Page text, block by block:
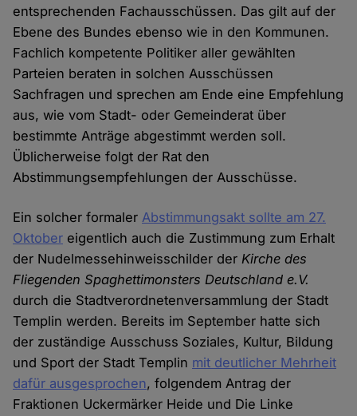
entsprechenden Fachausschüssen. Das gilt auf der
Ebene des Bundes ebenso wie in den Kommunen.
Fachlich kompetente Politiker aller gewählten
Parteien beraten in solchen Ausschüssen
Sachfragen und sprechen am Ende eine Empfehlung
aus, wie vom Stadt- oder Gemeinderat über
bestimmte Anträge abgestimmt werden soll.
Üblicherweise folgt der Rat den
Abstimmungsempfehlungen der Ausschüsse.
Ein solcher formalerAbstimmungsakt sollte am 27.
Oktober eigentlich auch die Zustimmung zum Erhalt
der Nudelmessehinweisschilder derKirche des
Fliegenden Spaghettimonsters Deutschland e.V.
durch die Stadtverordnetenversammlung der Stadt
Templin werden. Bereits im September hatte sich
der zuständige Ausschuss Soziales, Kultur, Bildung
und Sport der Stadt Templin mit deutlicher Mehrheit
dafür ausgesprochen, folgendem Antrag der
Fraktionen Uckermärker Heide und Die Linke